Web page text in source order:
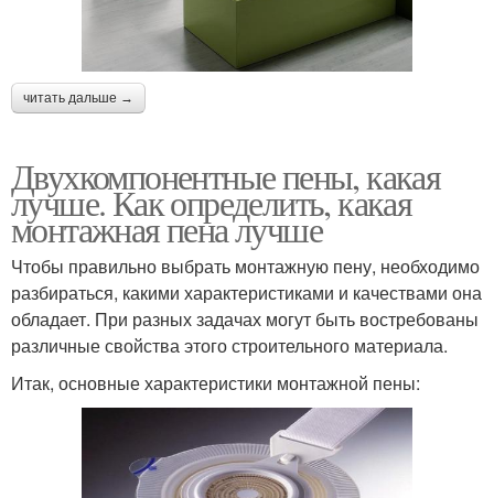
читать дальше →
Двухкомпонентные пены, какая
лучше. Как определить, какая
монтажная пена лучше
Чтобы правильно выбрать монтажную пену, необходимо
разбираться, какими характеристиками и качествами она
обладает. При разных задачах могут быть востребованы
различные свойства этого строительного материала.
Итак, основные характеристики монтажной пены: